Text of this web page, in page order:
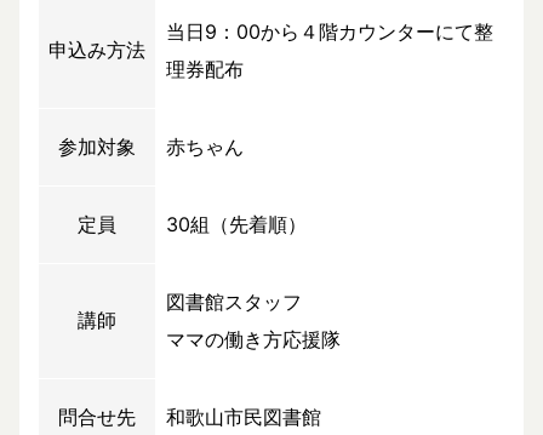
申込み方法
当日9：00から４階カウンターにて整
理券配布
参加対象 赤ちゃん
定員 30組（先着順）
講師
図書館スタッフ
ママの働き方応援隊
問合せ先 和歌山市民図書館